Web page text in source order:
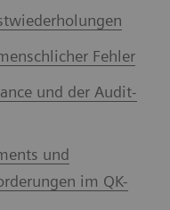
Fehler
und der Audit-
und
im QK-